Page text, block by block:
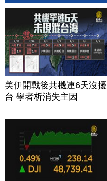
美伊開戰後共機連6天沒擾
台 學者析消失主因